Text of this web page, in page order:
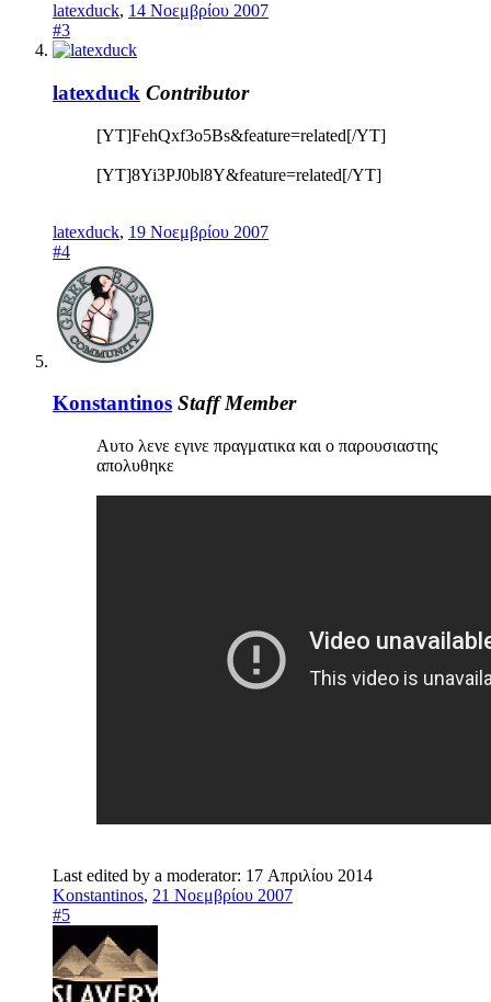
latexduck, 14 Νοεμβρίου 2007
#3
latexduck Contributor
[YT]FehQxf3o5Bs&feature=related[/YT]
[YT]8Yi3PJ0bl8Y&feature=related[/YT]
latexduck, 19 Νοεμβρίου 2007
#4
Konstantinos Staff Member
Αυτο λενε εγινε πραγματικα και ο παρουσιαστης
απολυθηκε
Last edited by a moderator: 17 Απριλίου 2014
Konstantinos, 21 Νοεμβρίου 2007
#5